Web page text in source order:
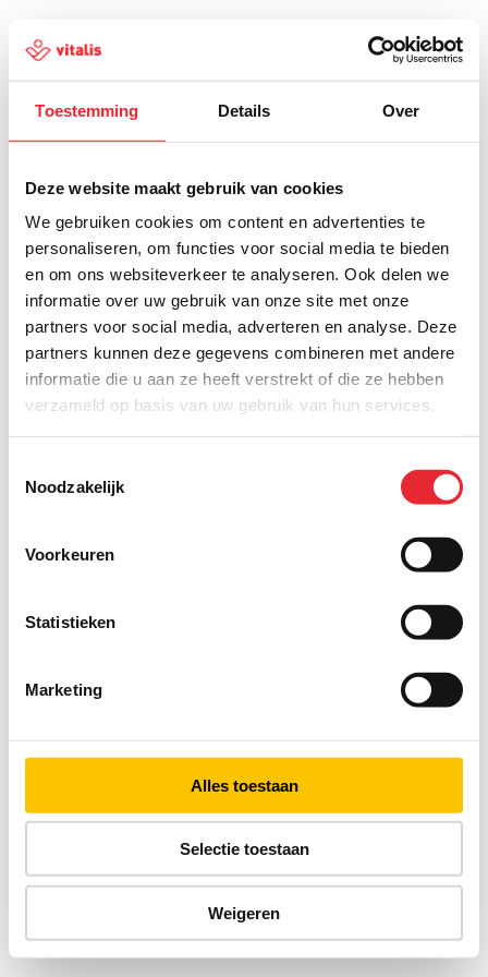
Toestemming Details Over
Deze website maakt gebruik van cookies
We gebruiken cookies om content en advertenties te
personaliseren, om functies voor social media te bieden
en om ons websiteverkeer te analyseren. Ook delen we
informatie over uw gebruik van onze site met onze
partners voor social media, adverteren en analyse. Deze
partners kunnen deze gegevens combineren met andere
informatie die u aan ze heeft verstrekt of die ze hebben
verzameld op basis van uw gebruik van hun services.
Noodzakelijk
Voorkeuren
Statistieken
Marketing
Alles toestaan
Selectie toestaan
Weigeren
500
Er is iets fout gegaan
Probeer het later opnieuw of ga terug naar de
homepagina.